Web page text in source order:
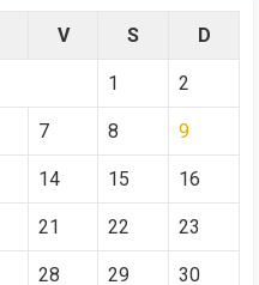
V S D
1 2
7 8 9
14 15 16
21 22 23
28 29 30